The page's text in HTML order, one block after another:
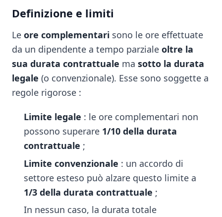
Definizione e limiti
Le ore complementari sono le ore effettuate
da un dipendente a tempo parziale oltre la
sua durata contrattuale ma sotto la durata
legale (o convenzionale). Esse sono soggette a
regole rigorose :
Limite legale : le ore complementari non
possono superare 1/10 della durata
contrattuale ;
Limite convenzionale : un accordo di
settore esteso può alzare questo limite a
1/3 della durata contrattuale ;
In nessun caso, la durata totale